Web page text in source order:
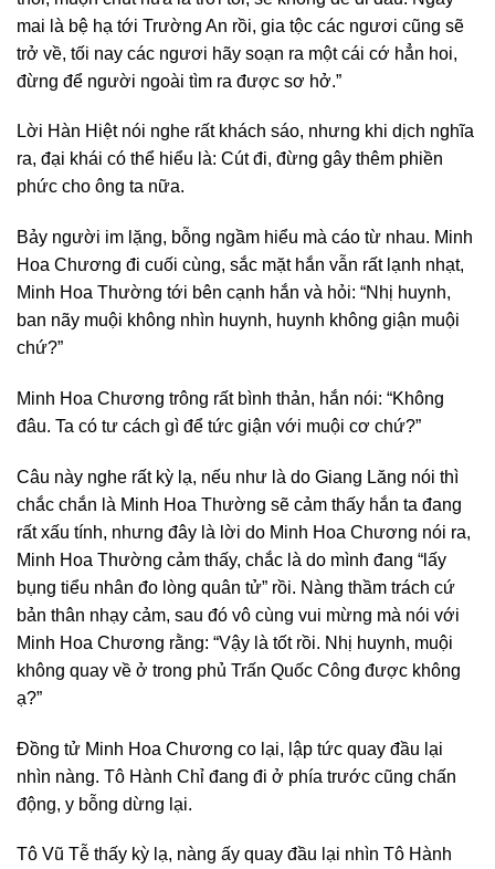
mai là bệ hạ tới Trường An rồi, gia tộc các ngươi cũng sẽ
trở về, tối nay các ngươi hãy soạn ra một cái cớ hẳn hoi,
đừng để người ngoài tìm ra được sơ hở.”
Lời Hàn Hiệt nói nghe rất khách sáo, nhưng khi dịch nghĩa
ra, đại khái có thể hiểu là: Cút đi, đừng gây thêm phiền
phức cho ông ta nữa.
Bảy người im lặng, bỗng ngầm hiểu mà cáo từ nhau. Minh
Hoa Chương đi cuối cùng, sắc mặt hắn vẫn rất lạnh nhạt,
Minh Hoa Thường tới bên cạnh hắn và hỏi: “Nhị huynh,
ban nãy muội không nhìn huynh, huynh không giận muội
chứ?”
Minh Hoa Chương trông rất bình thản, hắn nói: “Không
đâu. Ta có tư cách gì để tức giận với muội cơ chứ?”
Câu này nghe rất kỳ lạ, nếu như là do Giang Lăng nói thì
chắc chắn là Minh Hoa Thường sẽ cảm thấy hắn ta đang
rất xấu tính, nhưng đây là lời do Minh Hoa Chương nói ra,
Minh Hoa Thường cảm thấy, chắc là do mình đang “lấy
bụng tiểu nhân đo lòng quân tử” rồi. Nàng thầm trách cứ
bản thân nhạy cảm, sau đó vô cùng vui mừng mà nói với
Minh Hoa Chương rằng: “Vậy là tốt rồi. Nhị huynh, muội
không quay về ở trong phủ Trấn Quốc Công được không
ạ?”
Đồng tử Minh Hoa Chương co lại, lập tức quay đầu lại
nhìn nàng. Tô Hành Chỉ đang đi ở phía trước cũng chấn
động, y bỗng dừng lại.
Tô Vũ Tễ thấy kỳ lạ, nàng ấy quay đầu lại nhìn Tô Hành